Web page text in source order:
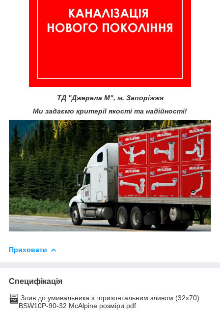
ТД "Джерела М", м. Запоріжжя
Ми задаємо критерії якості та надійності!
Приховати
Специфікація
Злив до умивальника з горизонтальним зливом (32х70)
BSW10P-90-32 McAlpine розміри.pdf